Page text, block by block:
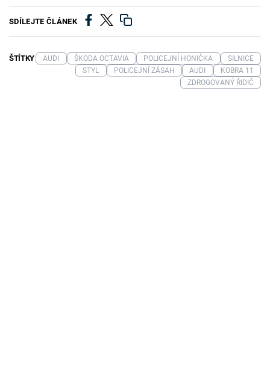
SDÍLEJTE ČLÁNEK
ŠTÍTKY AUDI ŠKODA OCTAVIA POLICEJNÍ HONIČKA
SILNICE
STYL
POLICEJNÍ ZÁSAH AUDI
KOBRA 11
ZDROGOVANÝ ŘIDIČ